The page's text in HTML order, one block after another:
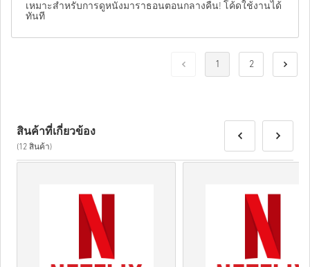
เหมาะสำหรับการดูหนังมาราธอนตอนกลางคืน! โค้ดใช้งานได้
ทันที
1 2
สินค้าที่เกี่ยวข้อง
(12 สินค้า)